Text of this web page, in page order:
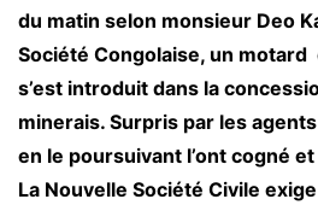
du matin selon monsieur Deo
Société Congolaise, un motard
s’est introduit dans la
minerais. Surpris par les
en le poursuivant l’ont cogné
La Nouvelle Société Civile